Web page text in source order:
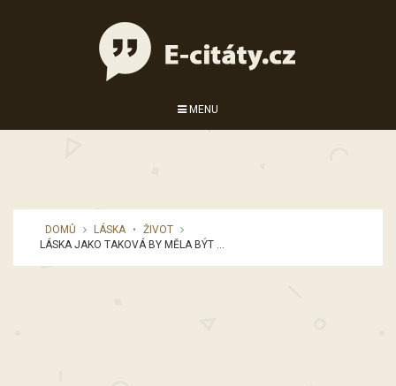
MENU
DOMŮ LÁSKA •
ŽIVOT
LÁSKA JAKO TAKOVÁ BY MĚLA BÝT ...